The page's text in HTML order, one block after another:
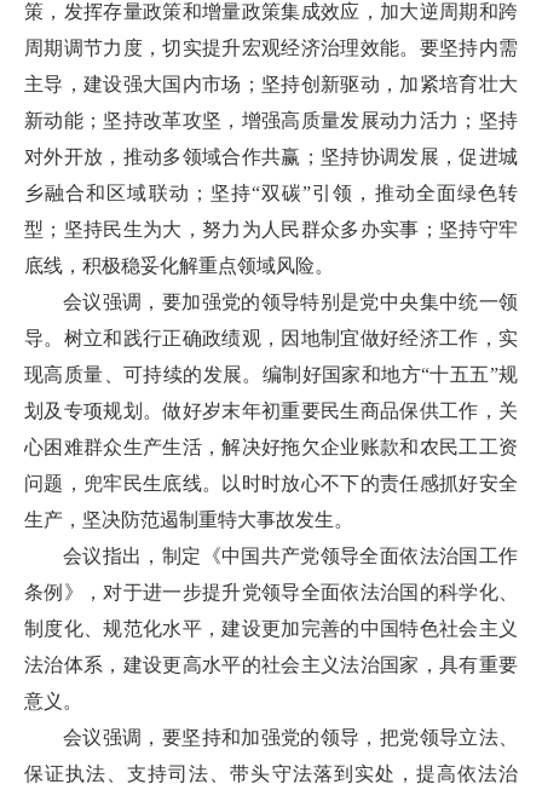
策，发挥存量政策和增量政策集成效应，加大逆周期和跨
周期调节力度，切实提升宏观经济治理效能。要坚持内需
主导，建设强大国内市场；坚持创新驱动，加紧培育壮大
新动能；坚持改革攻坚，增强高质量发展动力活力；坚持
对外开放，推动多领域合作共赢；坚持协调发展，促进城
乡融合和区域联动；坚持“双碳”引领，推动全面绿色转
型；坚持民生为大，努力为人民群众多办实事；坚持守牢
底线，积极稳妥化解重点领域风险。
会议强调，要加强党的领导特别是党中央集中统一领
导。树立和践行正确政绩观，因地制宜做好经济工作，实
现高质量、可持续的发展。编制好国家和地方“十五五”规
划及专项规划。做好岁末年初重要民生商品保供工作，关
心困难群众生产生活，解决好拖欠企业账款和农民工工资
问题，兜牢民生底线。以时时放心不下的责任感抓好安全
生产，坚决防范遏制重特大事故发生。
会议指出，制定《中国共产党领导全面依法治国工作
条例》，对于进一步提升党领导全面依法治国的科学化、
制度化、规范化水平，建设更加完善的中国特色社会主义
法治体系，建设更高水平的社会主义法治国家，具有重要
意义。
会议强调，要坚持和加强党的领导，把党领导立法、
保证执法、支持司法、带头守法落到实处，提高依法治